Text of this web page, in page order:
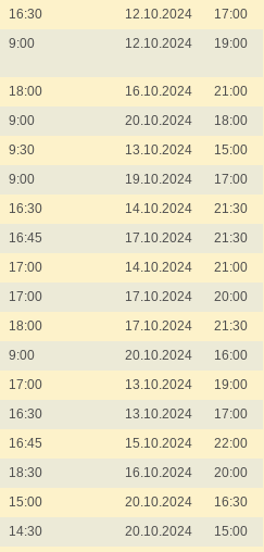
16:30 12.10.2024
17:00
9:00 12.10.2024 19:00
18:00 16.10.2024
21:00
9:00 20.10.2024
18:00
9:30 13.10.2024
15:00
9:00 19.10.2024
17:00
16:30 14.10.2024
21:30
16:45 17.10.2024
21:30
17:00 14.10.2024
21:00
17:00 17.10.2024
20:00
18:00 17.10.2024
21:30
9:00 20.10.2024
16:00
17:00 13.10.2024
19:00
16:30 13.10.2024
17:00
16:45 15.10.2024
22:00
18:30 16.10.2024
20:00
15:00 20.10.2024
16:30
14:30 20.10.2024
15:00